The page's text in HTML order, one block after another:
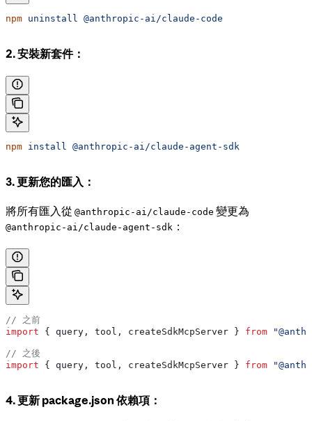
npm uninstall @anthropic-ai/claude-code
2. 安裝新套件：
npm install @anthropic-ai/claude-agent-sdk
3. 更新您的匯入：
將所有匯入從 @anthropic-ai/claude-code 變更為
@anthropic-ai/claude-agent-sdk ：
// 之前
import { query , tool , createSdkMcpServer } from
// 之後
import { query , tool , createSdkMcpServer } from
4. 更新 package.json 依賴項：